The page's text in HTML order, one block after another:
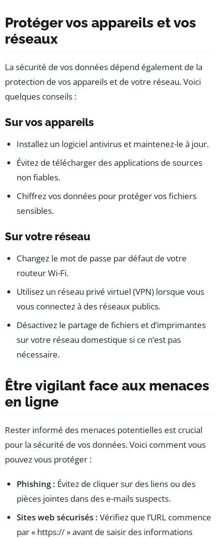
Protéger vos appareils et vos
réseaux
La sécurité de vos données dépend également de la
protection de vos appareils et de votre réseau. Voici
quelques conseils :
Sur vos appareils
Installez un logiciel antivirus et maintenez-le à jour.
Évitez de télécharger des applications de sources
non fiables.
Chiffrez vos données pour protéger vos fichiers
sensibles.
Sur votre réseau
Changez le mot de passe par défaut de votre
routeur Wi-Fi.
Utilisez un réseau privé virtuel (VPN) lorsque vous
vous connectez à des réseaux publics.
Désactivez le partage de fichiers et d’imprimantes
sur votre réseau domestique si ce n’est pas
nécessaire.
Être vigilant face aux menaces
en ligne
Rester informé des menaces potentielles est crucial
pour la sécurité de vos données. Voici comment vous
pouvez vous protéger :
Phishing : Évitez de cliquer sur des liens ou des
pièces jointes dans des e-mails suspects.
Sites web sécurisés : Vérifiez que l’URL commence
par « https:// » avant de saisir des informations